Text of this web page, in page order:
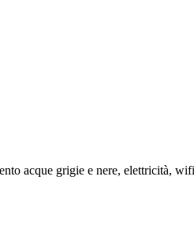
acque grigie e nere, elettricità,